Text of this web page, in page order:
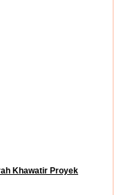
Khawatir Proyek